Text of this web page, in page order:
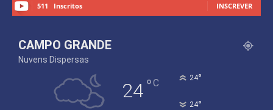
511 Inscritos INSCREVER
CAMPO GRANDE
Nuvens Dispersas
24°C 24°
24°